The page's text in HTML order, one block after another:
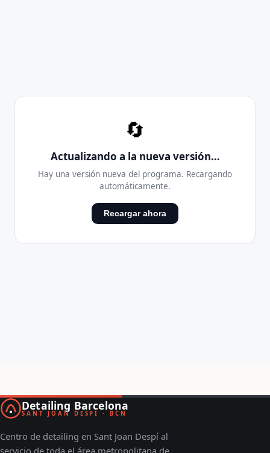
Detailing Barcelona
SANT JOAN DESPÍ · BCN
Centro de detailing en Sant Joan Despí al
servicio de toda el área metropolitana de